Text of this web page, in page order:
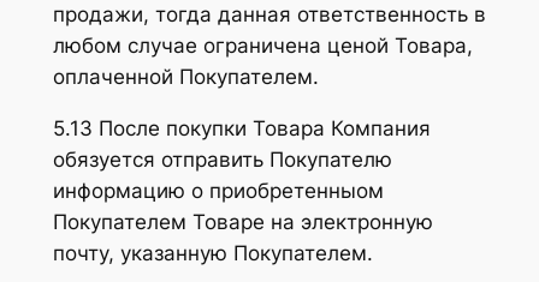
продажи, тогда данная ответственность в
любом случае ограничена ценой Товара,
оплаченной Покупателем.
5.13 После покупки Товара Компания
обязуется отправить Покупателю
информацию о приобретенныом
Покупателем Товаре на электронную
почту, указанную Покупателем.